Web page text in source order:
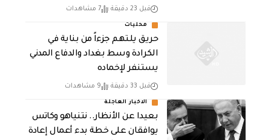
قبل 23 دقيقة 7 مشاهدات
محليات
حريق يلتهم جزءاً من بناية في
الكرادة وسط بغداد والدفاع المدني
يستنفر لإخماده
قبل 33 دقيقة 9 مشاهدات
الاخبار العاجلة
بعيدا عن الأنظار.. نتنياهو وكاتس
يوافقان على خطة بدء أعمال إعادة